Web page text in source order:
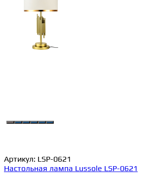
Артикул: LSP-0621
Настольная лампа Lussole LSP-0621